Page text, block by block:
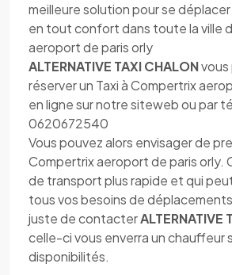
meilleure solution pour se
en tout confort dans toute la ville
aeroport de paris orly
ALTERNATIVE TAXI CHALON
réserver un Taxi à Compertrix
en ligne sur notre siteweb ou par
0620672540
Vous pouvez alors envisager de
Compertrix aeroport de paris orly.
de transport plus rapide et qui
tous vos besoins de
juste de contacterALTERNATIVE
celle-ci vous enverra un chauffeur
disponibilités.